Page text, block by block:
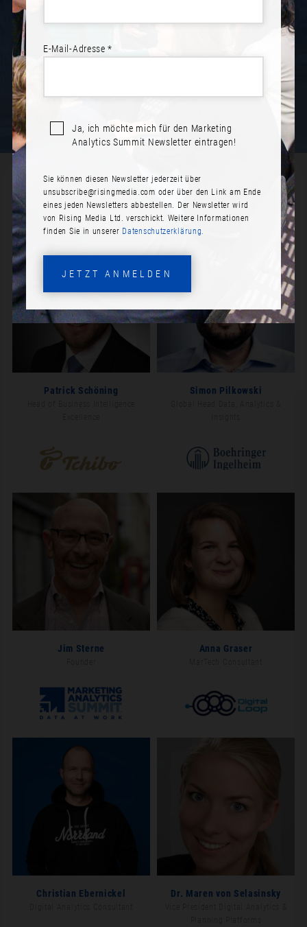
NEWSLETTER ABONNIEREN
SPEAKER*INNEN - BERLIN 2025
Patrick Schöning Simon Pilkowski
Jim Sterne Anna Graser
Christian Ebernickel Dr. Maren von Selasinsky
E-Mail-Adresse *
Ja, ich möchte mich für den Marketing
Analytics Summit Newsletter eintragen!
Sie können diesen Newsletter jederzeit über
unsubscribe@risingmedia.com oder über den Link am Ende
eines jeden Newsletters abbestellen. Der Newsletter wird
von Rising Media Ltd. verschickt. Weitere Informationen
finden Sie in unserer Datenschutzerklärung.
JETZT ANMELDEN